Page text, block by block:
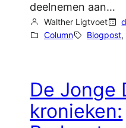
deelnemen aan…
Walther Ligtvoet
Column
Blogpost,
De Jonge
kronieken: